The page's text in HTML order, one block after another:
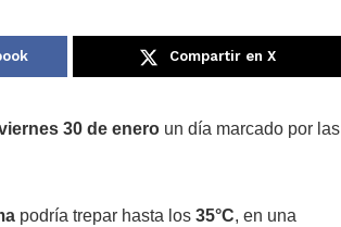
Compartir en X
30 de enero un día marcado por las
podría trepar hasta los 35°C, en una